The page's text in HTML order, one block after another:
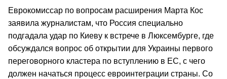
Еврокомиссар по вопросам расширения Марта Кос
заявила журналистам, что Россия специально
подгадала удар по Киеву к встрече в Люксембурге, где
обсуждался вопрос об открытии для Украины первого
переговорного кластера по вступлению в ЕС, с чего
должен начаться процесс евроинтеграции страны. Со